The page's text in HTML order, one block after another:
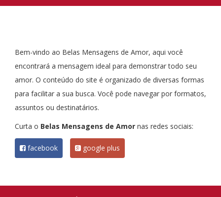
Bem-vindo ao Belas Mensagens de Amor, aqui você
encontrará a mensagem ideal para demonstrar todo seu
amor. O conteúdo do site é organizado de diversas formas
para facilitar a sua busca. Você pode navegar por formatos,
assuntos ou destinatários.
Curta o Belas Mensagens de Amor nas redes sociais:
facebook google plus